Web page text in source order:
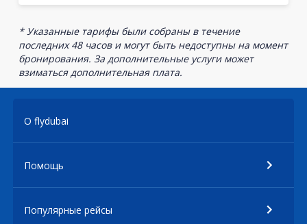
* Указанные тарифы были собраны в течение
последних 48 часов и могут быть недоступны на момент
бронирования. За дополнительные услуги может
взиматься дополнительная плата.
О flydubai
Помощь
Популярные рейсы